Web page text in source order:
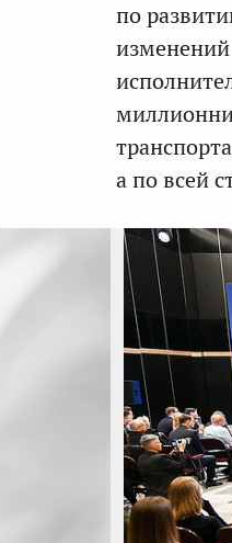
по
изменений
а по всей